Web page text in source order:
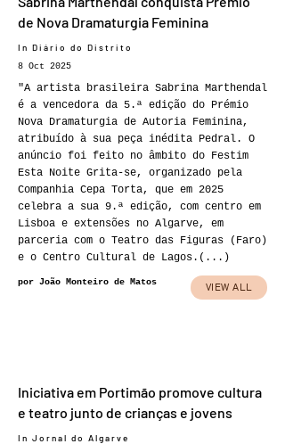
de Nova Dramaturgia Feminina
In Diário do Distrito
8 Oct 2025
"A artista brasileira Sabrina Marthendal
é a vencedora da 5.ª edição do Prémio
Nova Dramaturgia de Autoria Feminina,
atribuído à sua peça inédita Pedral. O
anúncio foi feito no âmbito do Festim
Esta Noite Grita-se, organizado pela
Companhia Cepa Torta, que em 2025
celebra a sua 9.ª edição, com centro em
Lisboa e extensões no Algarve, em
parceria com o Teatro das Figuras (Faro)
e o Centro Cultural de Lagos.(...)
por João Monteiro de Matos
VIEW ALL
Iniciativa em Portimão promove cultura
e teatro junto de crianças e jovens
In Jornal do Algarve